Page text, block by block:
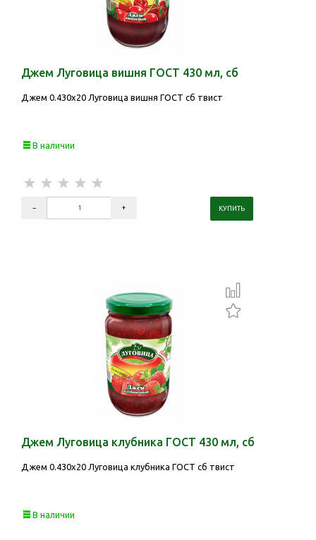
Джем Луговица вишня ГОСТ 430 мл, сб
Джем 0.430х20 Луговица вишня ГОСТ сб твист
В наличии
Джем Луговица клубника ГОСТ 430 мл, сб
Джем 0.430х20 Луговица клубника ГОСТ сб твист
В наличии